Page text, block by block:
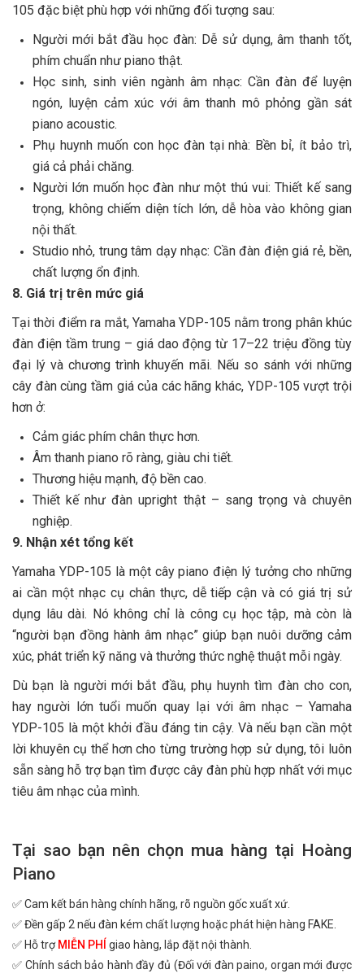
105 đặc biệt phù hợp với những đối tượng sau:
Người mới bắt đầu học đàn: Dễ sử dụng, âm thanh tốt,
phím chuẩn như piano thật.
Học sinh, sinh viên ngành âm nhạc: Cần đàn để luyện
ngón, luyện cảm xúc với âm thanh mô phỏng gần sát
piano acoustic.
Phụ huynh muốn con học đàn tại nhà: Bền bỉ, ít bảo trì,
giá cả phải chăng.
Người lớn muốn học đàn như một thú vui: Thiết kế sang
trọng, không chiếm diện tích lớn, dễ hòa vào không gian
nội thất.
Studio nhỏ, trung tâm dạy nhạc: Cần đàn điện giá rẻ, bền,
chất lượng ổn định.
8. Giá trị trên mức giá
Tại thời điểm ra mắt, Yamaha YDP-105 nằm trong phân khúc
đàn điện tầm trung – giá dao động từ 17–22 triệu đồng tùy
đại lý và chương trình khuyến mãi. Nếu so sánh với những
cây đàn cùng tầm giá của các hãng khác, YDP-105 vượt trội
hơn ở:
Cảm giác phím chân thực hơn.
Âm thanh piano rõ ràng, giàu chi tiết.
Thương hiệu mạnh, độ bền cao.
Thiết kế như đàn upright thật – sang trọng và chuyên
nghiệp.
9. Nhận xét tổng kết
Yamaha YDP-105 là một cây piano điện lý tưởng cho những
ai cần một nhạc cụ chân thực, dễ tiếp cận và có giá trị sử
dụng lâu dài. Nó không chỉ là công cụ học tập, mà còn là
“người bạn đồng hành âm nhạc” giúp bạn nuôi dưỡng cảm
xúc, phát triển kỹ năng và thưởng thức nghệ thuật mỗi ngày.
Dù bạn là người mới bắt đầu, phụ huynh tìm đàn cho con,
hay người lớn tuổi muốn quay lại với âm nhạc – Yamaha
YDP-105 là một khởi đầu đáng tin cậy. Và nếu bạn cần một
lời khuyên cụ thể hơn cho từng trường hợp sử dụng, tôi luôn
sẵn sàng hỗ trợ bạn tìm được cây đàn phù hợp nhất với mục
tiêu âm nhạc của mình.
Tại sao bạn nên chọn mua hàng tại Hoàng
Piano
✅ Cam kết bán hàng chính hãng, rõ nguồn gốc xuất xứ.
✅ Đền gấp 2 nếu đàn kém chất lượng hoặc phát hiện hàng FAKE.
✅ Hỗ trợ MIỄN PHÍ giao hàng, lắp đặt nội thành.
✅ Chính sách bảo hành đầy đủ (Đối với đàn paino, organ mới được